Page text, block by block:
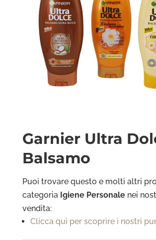
Garnier Ultra
Balsamo
Puoi trovare questo e molti altri
categoria Igiene Personale nei
vendita:
Clicca qui per scoprire i nostri